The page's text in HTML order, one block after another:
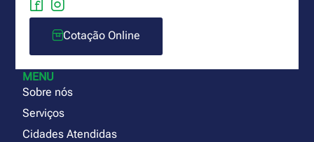
Cotação Online
MENU
Sobre nós
Serviços
Cidades Atendidas